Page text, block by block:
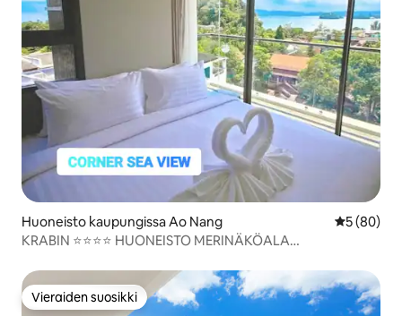
Huoneisto kaupungissa Ao Nang
5 (80)
KRABIN ⭐⭐⭐⭐ HUONEISTO MERINÄKÖALA
Vieraiden suosikki
Vieraiden suosikki